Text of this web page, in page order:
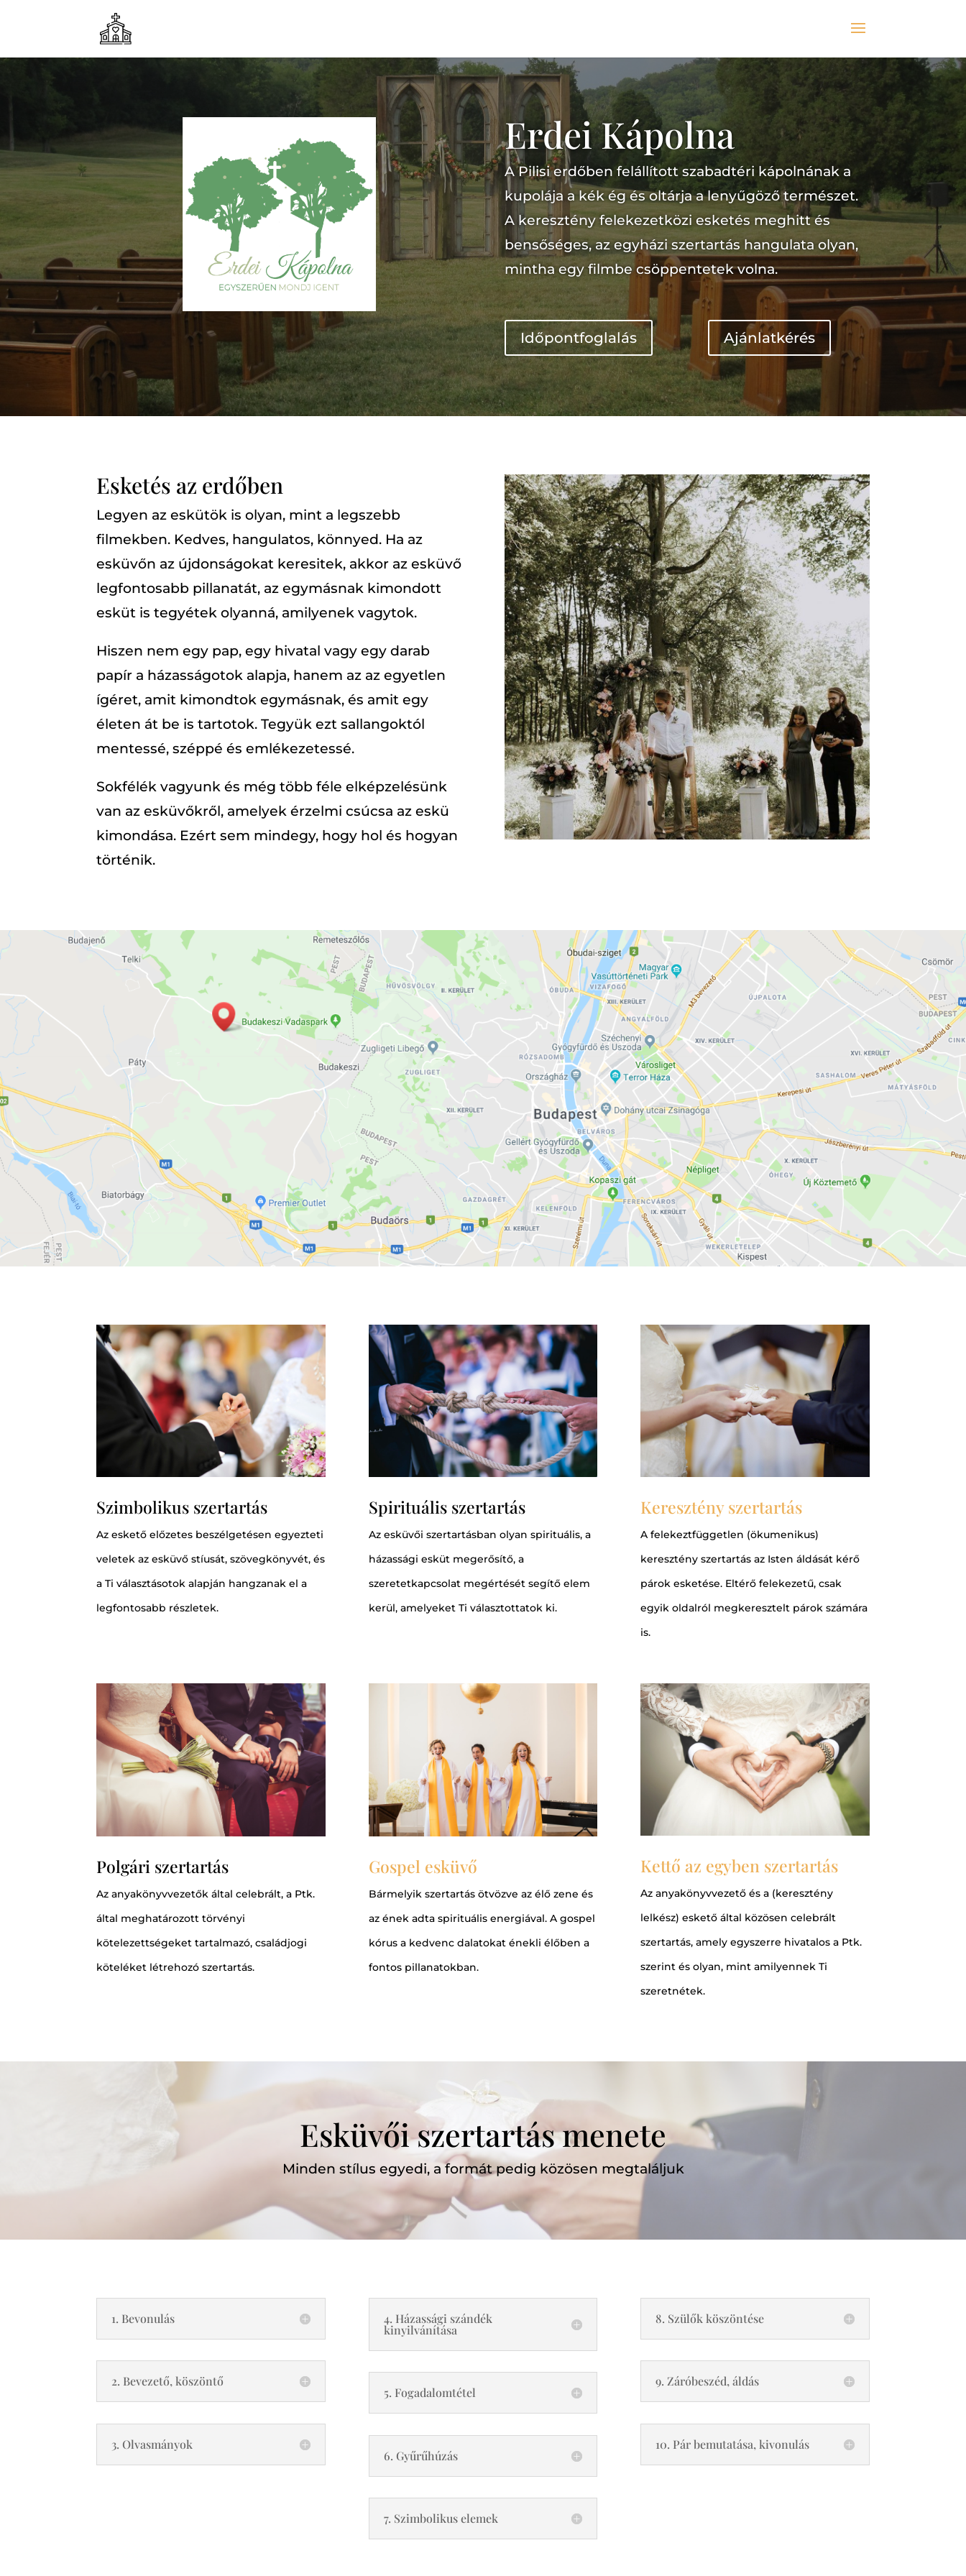
Erdei Kápolna
A Pilisi erdőben felállított szabadtéri kápolnának a
kupolája a kék ég és oltárja a lenyűgöző természet.
A keresztény felekezetközi esketés meghitt és
bensőséges, az egyházi szertartás hangulata olyan,
mintha egy filmbe csöppentetek volna.
Időpontfoglalás Ajánlatkérés
Esketés az erdőben
Legyen az eskütök is olyan, mint a legszebb
filmekben. Kedves, hangulatos, könnyed. Ha az
esküvőn az újdonságokat keresitek, akkor az esküvő
legfontosabb pillanatát, az egymásnak kimondott
esküt is tegyétek olyanná, amilyenek vagytok.
Hiszen nem egy pap, egy hivatal vagy egy darab
papír a házasságotok alapja, hanem az az egyetlen
ígéret, amit kimondtok egymásnak, és amit egy
életen át be is tartotok. Tegyük ezt sallangoktól
mentessé, széppé és emlékezetessé.
Sokfélék vagyunk és még több féle elképzelésünk
van az esküvőkről, amelyek érzelmi csúcsa az eskü
kimondása. Ezért sem mindegy, hogy hol és hogyan
történik.
Szimbolikus szertartás
Az eskető előzetes beszélgetésen egyezteti
veletek az esküvő stíusát, szövegkönyvét, és
a Ti választásotok alapján hangzanak el a
legfontosabb részletek.
Spirituális szertartás
Az esküvői szertartásban olyan spirituális, a
házassági esküt megerősítő, a
szeretetkapcsolat megértését segítő elem
kerül, amelyeket Ti választottatok ki.
Keresztény szertartás
A felekeztfüggetlen (ökumenikus)
keresztény szertartás az Isten áldását kérő
párok esketése. Eltérő felekezetű, csak
egyik oldalról megkeresztelt párok számára
is.
Polgári szertartás
Az anyakönyvvezetők által celebrált, a Ptk.
által meghatározott törvényi
kötelezettségeket tartalmazó, családjogi
köteléket létrehozó szertartás.
Gospel esküvő
Bármelyik szertartás ötvözve az élő zene és
az ének adta spirituális energiával. A gospel
kórus a kedvenc dalatokat énekli élőben a
fontos pillanatokban.
Kettő az egyben szertartás
Az anyakönyvvezető és a (keresztény
lelkész) eskető által közösen celebrált
szertartás, amely egyszerre hivatalos a Ptk.
szerint és olyan, mint amilyennek Ti
szeretnétek.
Esküvői szertartás menete
Minden stílus egyedi, a formát pedig közösen megtaláljuk
1. Bevonulás
2. Bevezető, köszöntő
3. Olvasmányok
4. Házassági szándék
kinyilvánítása
5. Fogadalomtétel
6. Gyűrűhúzás
7. Szimbolikus elemek
8. Szülők köszöntése
9. Záróbeszéd, áldás
10. Pár bemutatása, kivonulás